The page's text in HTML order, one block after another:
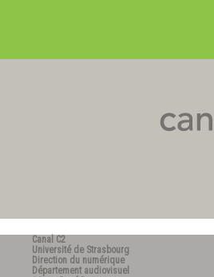
Canal C2
Université de Strasbourg
Direction du numérique
Département audiovisuel